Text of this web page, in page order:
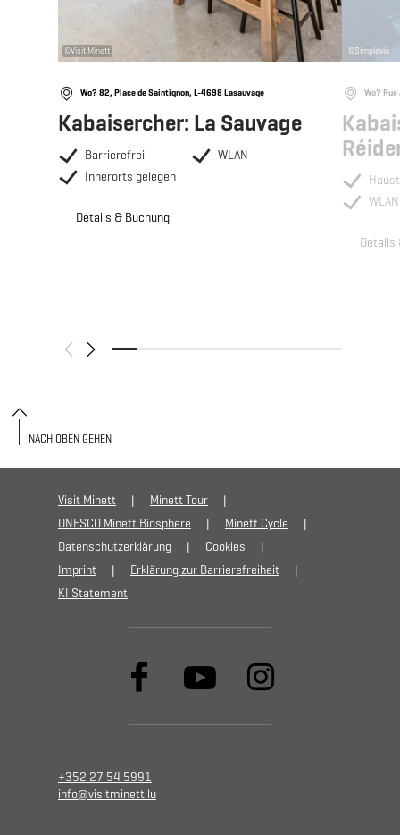
©Visit Minett
Wo? 82, Place de Saintignon, L-4698 Lasauvage
Kabaisercher: La Sauvage
Barrierefrei
WLAN
Innerorts gelegen
Details & Buchung
©Simpleviu
Wo?
WLAN
Details
Visit Minett
Minett Tour
UNESCO Minett Biosphere
Minett Cycle
Datenschutzerklärung
Cookies
Imprint
Erklärung zur Barrierefreiheit
KI Statement
+352 27 54 5991
info@visitminett.lu
NACH OBEN GEHEN